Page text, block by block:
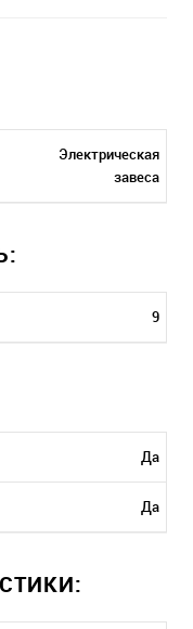
Электрическая
завеса
9
Да
Да